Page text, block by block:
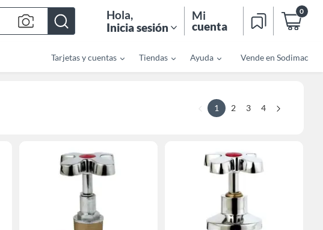
Hola,
Inicia sesión
Mi
cuenta
0
Tarjetas y cuentas Tiendas Ayuda Vende en Sodimac
1 2 3 4